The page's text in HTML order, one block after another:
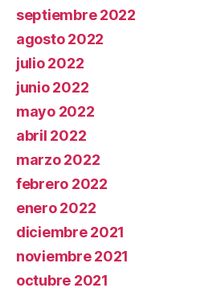
septiembre 2022
agosto 2022
julio 2022
junio 2022
mayo 2022
abril 2022
marzo 2022
febrero 2022
enero 2022
diciembre 2021
noviembre 2021
octubre 2021